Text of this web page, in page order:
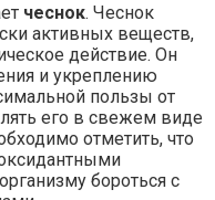
чеснок. Чеснок
активных веществ,
действие. Он
и укреплению
пользы от
его в свежем виде
отметить, что
бороться с